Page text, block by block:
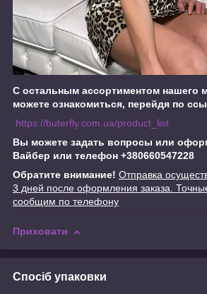
С остальным ассортиментом нашего
можете ознакомиться, перейдя по
https://buterfly.com.ua/product_list
Вы можете задать вопросы или
Вайбер или телефон +380660547228
Обратите внимание! Отправка
3 дней после оформления заказа.
сообщим по телефону
Приховати
Спосіб упаковки